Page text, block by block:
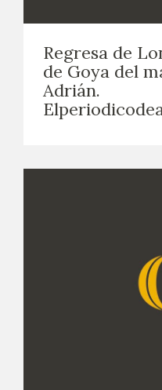
Regresa de
de Goya del
Adrián.